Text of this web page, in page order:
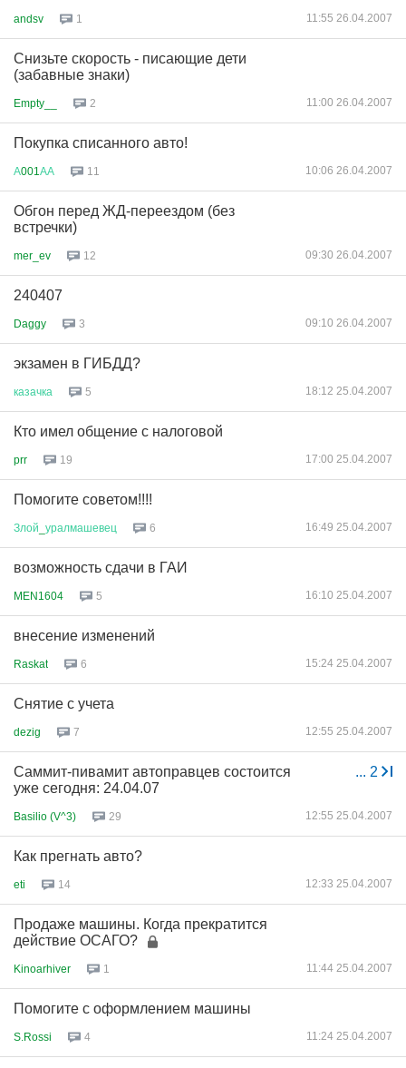
andsv 1 11:55 26.04.2007
Снизьте скорость - писающие дети
(забавные знаки)
Empty__ 2 11:00 26.04.2007
Покупка списанного авто!
А001 АА 11 10:06 26.04.2007
Обгон перед ЖД-переездом (без
встречки)
mer_ev 12 09:30 26.04.2007
240407
Daggy 3 09:10 26.04.2007
экзамен в ГИБДД?
казачка 5 18:12 25.04.2007
Кто имел общение с налоговой
prr 19 17:00 25.04.2007
Помогите советом!!!!
Злой уралмашевец 6 16:49 25.04.2007
возможность сдачи в ГАИ
MEN1604 5 16:10 25.04.2007
внесение изменений
Raskat 6 15:24 25.04.2007
Снятие с учета
dezig 7 12:55 25.04.2007
... 2
Саммит-пивамит автоправцев состоится
уже сегодня: 24.04.07
Basilio (V^3) 29 12:55 25.04.2007
Как прегнать авто?
eti 14 12:33 25.04.2007
Продаже машины. Когда прекратится
действие ОСАГО?
Kinoarhiver 1 11:44 25.04.2007
Помогите с оформлением машины
S.Rossi 4 11:24 25.04.2007